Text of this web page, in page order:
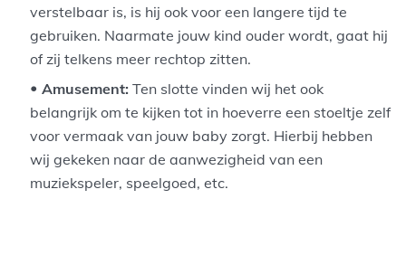
verstelbaar is, is hij ook voor een langere tijd te
gebruiken. Naarmate jouw kind ouder wordt, gaat hij
of zij telkens meer rechtop zitten.
Amusement: Ten slotte vinden wij het ook
belangrijk om te kijken tot in hoeverre een stoeltje zelf
voor vermaak van jouw baby zorgt. Hierbij hebben
wij gekeken naar de aanwezigheid van een
muziekspeler, speelgoed, etc.